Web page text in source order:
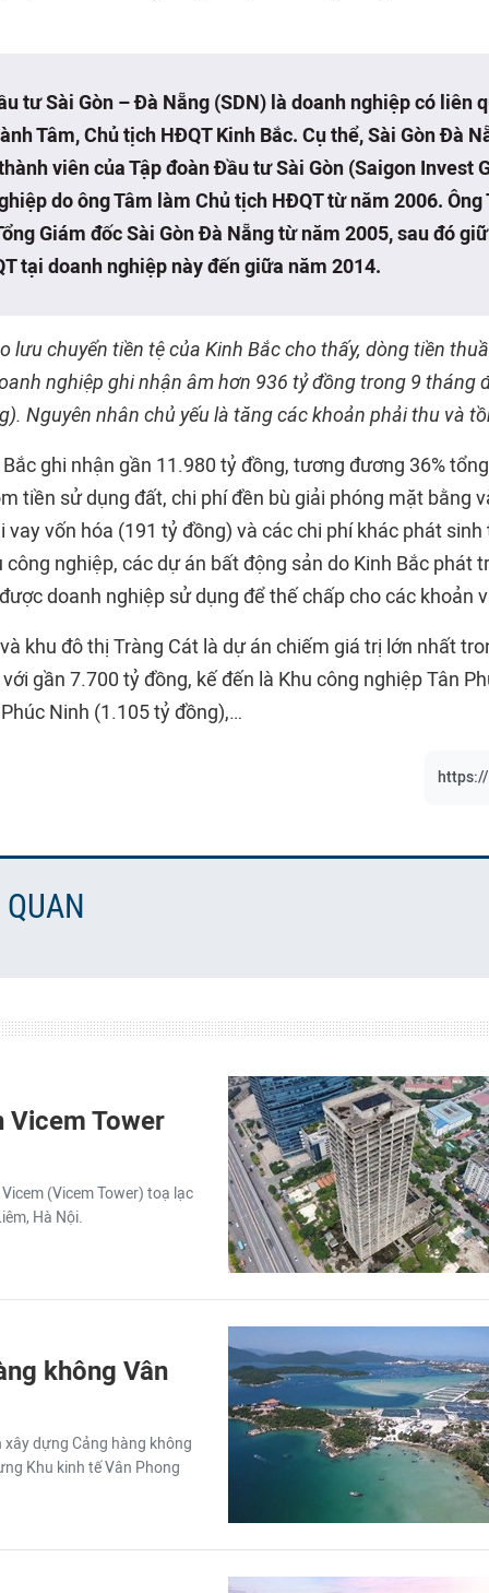
tư Sài Gòn – Đà Nẵng (SDN) là doanh nghiệp có liên
Tâm, Chủ tịch HĐQT Kinh Bắc. Cụ thể, Sài Gòn Đà
viên của Tập đoàn Đầu tư Sài Gòn (Saigon Invest
do ông Tâm làm Chủ tịch HĐQT từ năm 2006. Ông
Giám đốc Sài Gòn Đà Nẵng từ năm 2005, sau đó
tại doanh nghiệp này đến giữa năm 2014.
lưu chuyển tiền tệ của Kinh Bắc cho thấy, dòng tiền
nghiệp ghi nhận âm hơn 936 tỷ đồng trong 9 tháng
Nguyên nhân chủ yếu là tăng các khoản phải thu và
ghi nhận gần 11.980 tỷ đồng, tương đương 36%
tiền sử dụng đất, chi phí đền bù giải phóng mặt bằng
vay vốn hóa (191 tỷ đồng) và các chi phí khác phát
nghiệp, các dự án bất động sản do Kinh Bắc phát
doanh nghiệp sử dụng để thế chấp cho các khoản
khu đô thị Tràng Cát là dự án chiếm giá trị lớn nhất
gần 7.700 tỷ đồng, kế đến là Khu công nghiệp Tân
Ninh (1.105 tỷ đồng),…
Vicem Tower
(Vicem Tower) toạ lạc
Hà Nội.
không Vân
xây dựng Cảng hàng không
Khu kinh tế Vân Phong